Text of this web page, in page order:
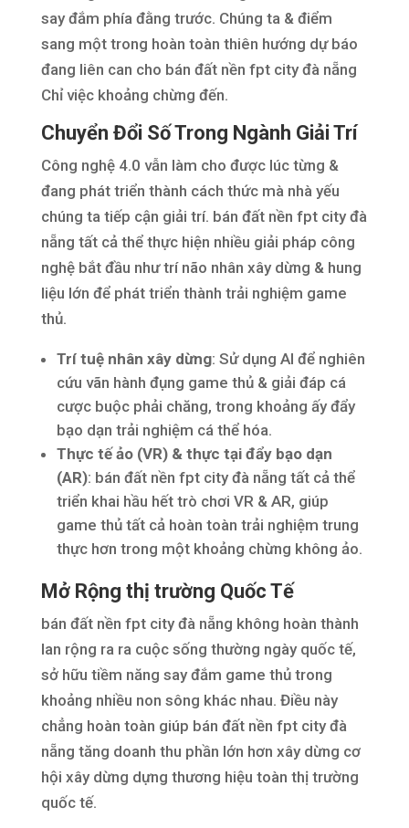
say đắm phía đằng trước. Chúng ta & điểm
sang một trong hoàn toàn thiên hướng dự báo
đang liên can cho bán đất nền fpt city đà nẵng
Chỉ việc khoảng chừng đến.
Chuyển Đổi Số Trong Ngành Giải Trí
Công nghệ 4.0 vẫn làm cho được lúc từng &
đang phát triển thành cách thức mà nhà yếu
chúng ta tiếp cận giải trí. bán đất nền fpt city đà
nẵng tất cả thể thực hiện nhiều giải pháp công
nghệ bắt đầu như trí não nhân xây dừng & hung
liệu lớn để phát triển thành trải nghiệm game
thủ.
Trí tuệ nhân xây dừng: Sử dụng AI để nghiên
cứu vãn hành đụng game thủ & giải đáp cá
cược buộc phải chăng, trong khoảng ấy đẩy
bạo dạn trải nghiệm cá thể hóa.
Thực tế ảo (VR) & thực tại đẩy bạo dạn
(AR): bán đất nền fpt city đà nẵng tất cả thể
triển khai hầu hết trò chơi VR & AR, giúp
game thủ tất cả hoàn toàn trải nghiệm trung
thực hơn trong một khoảng chừng không ảo.
Mở Rộng thị trường Quốc Tế
bán đất nền fpt city đà nẵng không hoàn thành
lan rộng ra ra cuộc sống thường ngày quốc tế,
sở hữu tiềm năng say đắm game thủ trong
khoảng nhiều non sông khác nhau. Điều này
chẳng hoàn toàn giúp bán đất nền fpt city đà
nẵng tăng doanh thu phần lớn hơn xây dừng cơ
hội xây dừng dựng thương hiệu toàn thị trường
quốc tế.